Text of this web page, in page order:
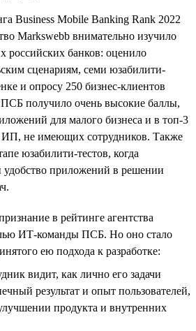
Business Mobile Banking Rank 2022
Markswebb внимательно изучило
российских банков: оценило
сценариям, семи юзабилити-
и опросу 250 бизнес-клиентов
получило очень высокие баллы,
для малого бизнеса и в топ-3
ИП, не имеющих сотрудников. Также
юзабилити-тестов, когда
приложений в решении
в рейтинге агентства
ИТ-команды ПСБ. Но оно стало
ею подхода к разработке:
видит, как лично его задачи
результат и опыт пользователей,
продукта и внутренних